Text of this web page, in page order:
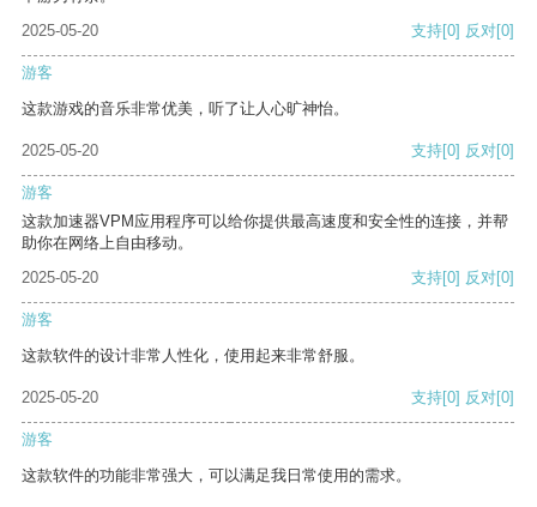
2025-05-20
支持[0] 反对[0]
游客
这款游戏的音乐非常优美，听了让人心旷神怡。
2025-05-20 支持[0] 反对[0]
游客
这款加速器VPM应用程序可以给你提供最高速度和安全性的连接，并帮
助你在网络上自由移动。
2025-05-20
支持[0] 反对[0]
游客
这款软件的设计非常人性化，使用起来非常舒服。
2025-05-20 支持[0] 反对[0]
游客
这款软件的功能非常强大，可以满足我日常使用的需求。